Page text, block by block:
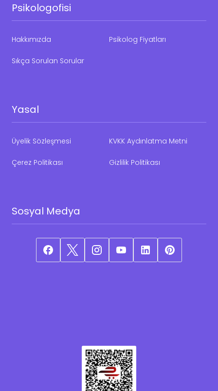
Psikologofisi
Hakkımızda Psikolog Fiyatları
Sıkça Sorulan Sorular
Yasal
Üyelik Sözleşmesi KVKK Aydınlatma Metni
Çerez Politikası Gizlilik Politikası
Sosyal Medya